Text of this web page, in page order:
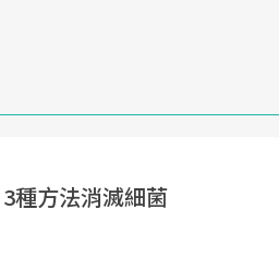
種方法消滅細菌